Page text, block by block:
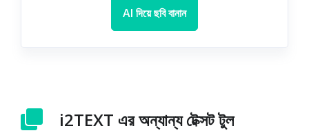
AI দিয়ে ছবি বানান
i2TEXT এর অন্যান্য টেক্সট টুল